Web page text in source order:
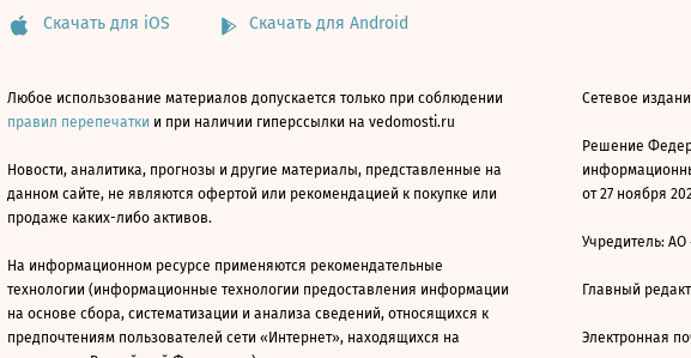
Скачать для iOS Скачать для Android
Любое использование материалов допускается только при соблюдении
правил перепечатки и при наличии гиперссылки на vedomosti.ru
Новости, аналитика, прогнозы и другие материалы, представленные на
данном сайте, не являются офертой или рекомендацией к покупке или
продаже каких-либо активов.
На информационном ресурсе применяются рекомендательные
технологии (информационные технологии предоставления информации
на основе сбора, систематизации и анализа сведений, относящихся к
предпочтениям пользователей сети «Интернет», находящихся на
Сетевое
Решение
от 27 ноября
Учредитель:
Главный
Электронная